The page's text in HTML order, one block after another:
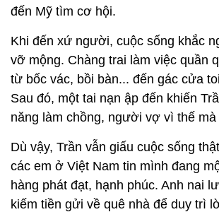
đến Mỹ tìm cơ hội.
Khi đến xứ người, cuộc sống khắc
vỡ mộng. Chàng trai làm việc quần
từ bốc vác, bồi bàn... đến gác cửa
Sau đó, một tai nạn ập đến khiến
năng làm chồng, người vợ vì thế mà
Dù vậy, Trần vẫn giấu cuộc sống
các em ở Việt Nam tin mình đang
hàng phát đạt, hạnh phúc. Anh nai
kiếm tiền gửi về quê nhà để duy trì